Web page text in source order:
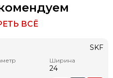
ВСЁ
Ширина
24
SKF